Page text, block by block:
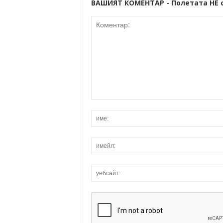
ВАШИЯТ КОМЕНТАР - Полетата НЕ